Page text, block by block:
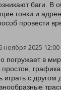
баги. В
гонки и
провести
ноября 2025 12:00
погружает в
графика
играть с другом